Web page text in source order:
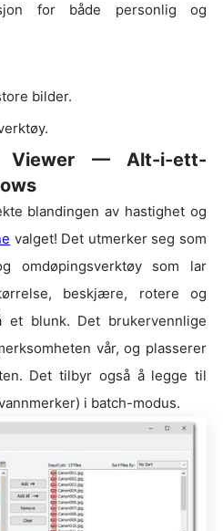
for både personlig og
bilder.
Viewer — Alt-i-ett-
blandingen av hastighet og
valget! Det utmerker seg som
omdøpingsverktøy som lar
beskjære, rotere og
et blunk. Det brukervennlige
vår, og plasserer
Det tilbyr også å legge til
i batch-modus.